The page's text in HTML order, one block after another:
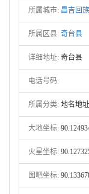
所属城市: 昌吉回
所属区县: 奇台县
详细地址: 奇台县
电话号码:
所属分类: 地名地
大地坐标:
火星坐标:
图吧坐标: